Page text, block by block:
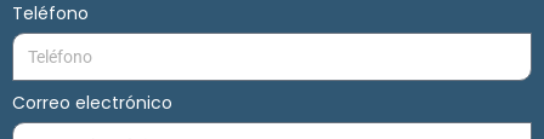
Teléfono
Correo electrónico